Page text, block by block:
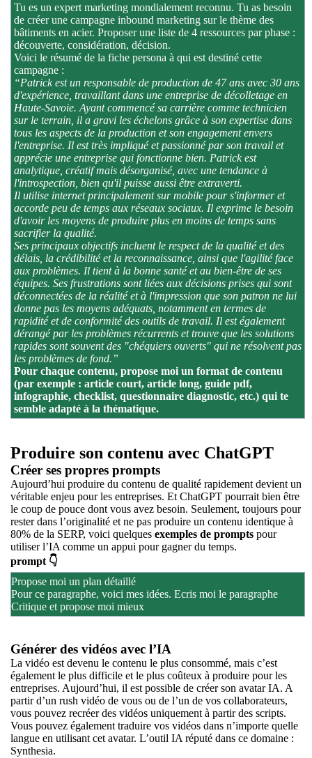
Tu es un expert marketing mondialement reconnu. Tu as besoin
de créer une campagne inbound marketing sur le thème des
bâtiments en acier. Proposer une liste de 4 ressources par phase :
découverte, considération, décision.
Voici le résumé de la fiche persona à qui est destiné cette
campagne :
“Patrick est un responsable de production de 47 ans avec 30 ans
d'expérience, travaillant dans une entreprise de décolletage en
Haute-Savoie. Ayant commencé sa carrière comme technicien
sur le terrain, il a gravi les échelons grâce à son expertise dans
tous les aspects de la production et son engagement envers
l'entreprise. Il est très impliqué et passionné par son travail et
apprécie une entreprise qui fonctionne bien. Patrick est
analytique, créatif mais désorganisé, avec une tendance à
l'introspection, bien qu'il puisse aussi être extraverti.
Il utilise internet principalement sur mobile pour s'informer et
accorde peu de temps aux réseaux sociaux. Il exprime le besoin
d'avoir les moyens de produire plus en moins de temps sans
sacrifier la qualité.
Ses principaux objectifs incluent le respect de la qualité et des
délais, la crédibilité et la reconnaissance, ainsi que l'agilité face
aux problèmes. Il tient à la bonne santé et au bien-être de ses
équipes. Ses frustrations sont liées aux décisions prises qui sont
déconnectées de la réalité et à l'impression que son patron ne lui
donne pas les moyens adéquats, notamment en termes de
rapidité et de conformité des outils de travail. Il est également
dérangé par les problèmes récurrents et trouve que les solutions
rapides sont souvent des "chéquiers ouverts" qui ne résolvent pas
les problèmes de fond.”
Pour chaque contenu, propose moi un format de contenu
(par exemple : article court, article long, guide pdf,
infographie, checklist, questionnaire diagnostic, etc.) qui te
semble adapté à la thématique.
Produire son contenu avec ChatGPT
Créer ses propres prompts
Aujourd’hui produire du contenu de qualité rapidement devient un
véritable enjeu pour les entreprises. Et ChatGPT pourrait bien être
le coup de pouce dont vous avez besoin. Seulement, toujours pour
rester dans l’originalité et ne pas produire un contenu identique à
80% de la SERP, voici quelques exemples de prompts pour
utiliser l’IA comme un appui pour gagner du temps.
prompt 👇
Propose moi un plan détaillé
Pour ce paragraphe, voici mes idées. Ecris moi le paragraphe
Critique et propose moi mieux
Générer des vidéos avec l’IA
La vidéo est devenu le contenu le plus consommé, mais c’est
également le plus difficile et le plus coûteux à produire pour les
entreprises. Aujourd’hui, il est possible de créer son avatar IA. A
partir d’un rush vidéo de vous ou de l’un de vos collaborateurs,
vous pouvez recréer des vidéos uniquement à partir des scripts.
Vous pouvez également traduire vos vidéos dans n’importe quelle
langue en utilisant cet avatar. L’outil IA réputé dans ce domaine :
Synthesia.